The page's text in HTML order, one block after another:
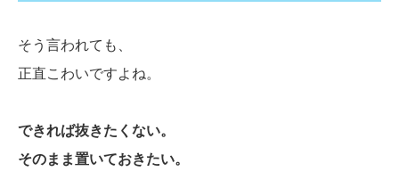
そう言われても、
正直こわいですよね。
できれば抜きたくない。
そのまま置いておきたい。